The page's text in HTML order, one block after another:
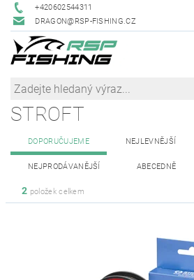
+420602544311
DRAGON@RSP-FISHING.CZ
STROFT
DOPORUČUJEME NEJLEVNĚJŠÍ
NEJPRODÁVANĚJŠÍ ABECEDNĚ
2 položek celkem